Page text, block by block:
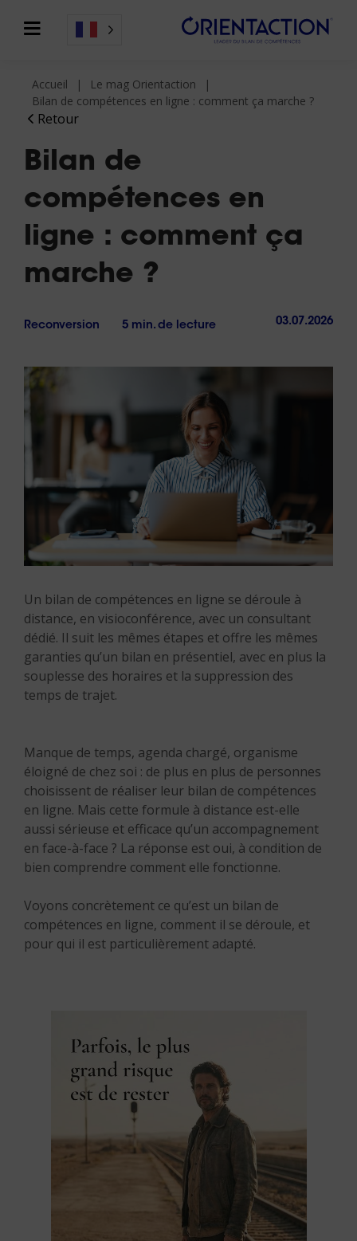
Retour
Accueil
Le mag Orientaction
Bilan de compétences en ligne : comment ça marche ?
Bilan de
compétences en
ligne : comment ça
marche ?
Reconversion 5 min. de lecture 03.07.2026
Un bilan de compétences en ligne se déroule à
distance, en visioconférence, avec un consultant
dédié. Il suit les mêmes étapes et offre les mêmes
garanties qu’un bilan en présentiel, avec en plus la
souplesse des horaires et la suppression des
temps de trajet.
Manque de temps, agenda chargé, organisme
éloigné de chez soi : de plus en plus de personnes
choisissent de réaliser leur bilan de compétences
en ligne. Mais cette formule à distance est-elle
aussi sérieuse et efficace qu’un accompagnement
en face-à-face ? La réponse est oui, à condition de
bien comprendre comment elle fonctionne.
Voyons concrètement ce qu’est un bilan de
compétences en ligne, comment il se déroule, et
pour qui il est particulièrement adapté.